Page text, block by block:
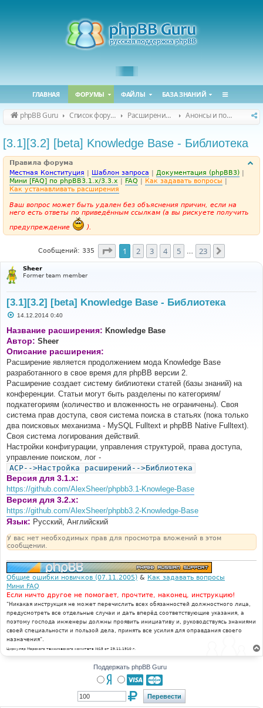
ГЛАВНАЯ ФОРУМЫ ФАЙЛЫ БАЗА ЗНАНИЙ
phpBB Guru Список форумов Расширения phpBB Анонсы и поддержка расширений для phpBB
[3.1][3.2] [beta] Knowledge Base - Библиотека
Правила форума
Местная Конституция | Шаблон запроса | Документация (phpBB3) |
Мини [FAQ] по phpBB3.1.x/3.3.x | FAQ | Как задавать вопросы |
Как устанавливать расширения
Ваш вопрос может быть удален без объяснения причин, если на
него есть ответы по приведённым ссылкам (а вы рискуете получить
предупреждение
).
Сообщений: 335 Страница 1 из23
1 2 3 4 5 23
Sheer
Former team member
[3.1][3.2] [beta] Knowledge Base - Библиотека
С
о
б
щ
е
н
и
е
14.12.2014 0:40
Название расширения: Knowledge Base
Автор: Sheer
Описание расширения:
Расширение является продолжением мода Knowledge Base
разработанного в свое время для phpBB версии 2.
Расширение создает систему библиотеки статей (базы знаний) на
конференции. Статьи могут быть разделены по категориям/
подкатегориям (количество и вложенность не ограничены). Своя
система прав доступа, своя система поиска в статьях (пока только
два поисковых механизма - MySQL Fulltext и phpBB Native Fulltext).
Своя система логирования действий.
Настройки конфигурации, управления структурой, права доступа,
управление поиском, лог -
ACP-->Настройка расширений-->Библиотека
Версия для 3.1.x:
https://github.com/AlexSheer/phpbb3.1-Knowlege-Base
Версия для 3.2.x:
https://github.com/AlexSheer/phpbb3.2-Knowledge-Base
Язык: Русский, Английский
У вас нет необходимых прав для просмотра вложений в этом
сообщении.
Общие ошибки новичков (07.11.2005) & Как задавать вопросы
Мини FAQ
Если ничто другое не помогает, прочтите, наконец, инструкцию!
"Никакая инструкция не может перечислить всех обязанностей должностного лица,
предусмотреть все отдельные случаи и дать вперёд соответствующие указания, а
поэтому господа инженеры должны проявить инициативу и, руководствуясь знаниями
своей специальности и пользой дела, принять все усилия для оправдания своего
назначения".
Циркуляр Морского технического комитета №15 от 29.11.1910 г.
Поддержать phpBB Guru